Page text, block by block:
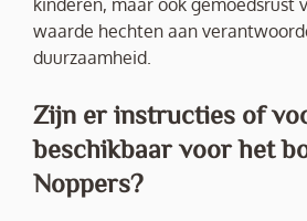
kinderen, maar ook gemoedsrust
waarde hechten aan
duurzaamheid.
Zijn er instructies of
beschikbaar voor het
Noppers?